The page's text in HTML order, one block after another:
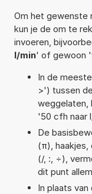
Om het gewenste
kun je de om te
invoeren,
l/min' of gewoon
In de
>') tussen
weggelaten,
'50 cfh naar
De
(π),
(/, :, ÷),
dit punt
In plaats